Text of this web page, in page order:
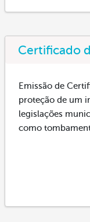
Certificado
Emissão de
proteção de um
legislações
como